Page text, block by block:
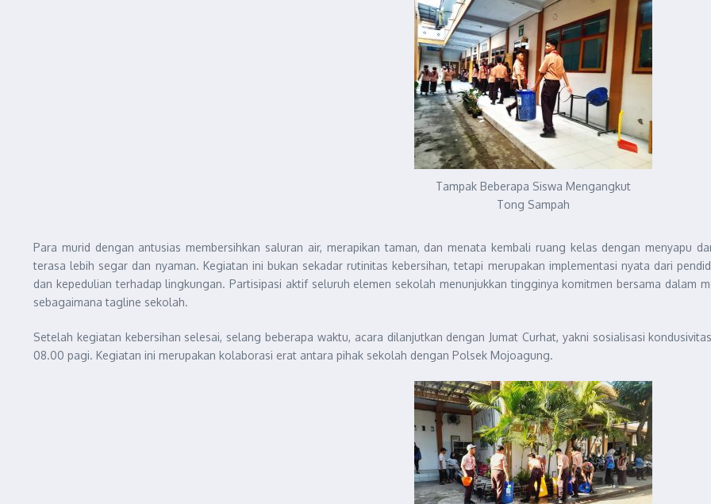
Tampak Beberapa Siswa Mengangkut
Tong Sampah
Para murid dengan antusias membersihkan saluran air, merapikan taman, dan menata kembali ruang kelas dengan menyapu
terasa lebih segar dan nyaman. Kegiatan ini bukan sekadar rutinitas kebersihan, tetapi merupakan implementasi nyata dari
dan kepedulian terhadap lingkungan. Partisipasi aktif seluruh elemen sekolah menunjukkan tingginya komitmen bersama dalam
sebagaimana tagline sekolah.
Setelah kegiatan kebersihan selesai, selang beberapa waktu, acara dilanjutkan dengan Jumat Curhat, yakni sosialisasi
08.00 pagi. Kegiatan ini merupakan kolaborasi erat antara pihak sekolah dengan Polsek Mojoagung.